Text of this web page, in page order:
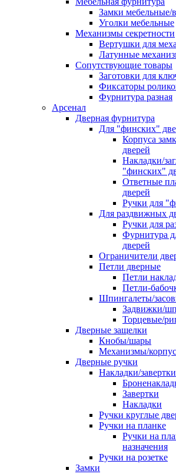
Замки мебельные/
Уголки мебельные
Механизмы секретности
Вертушки для
Латунные
Сопутствующие товары
Заготовки для
Фиксаторы
Фурнитура разная
Арсенал
Дверная фурнитура
Для "финских"
Корпуса
дверей
Накладки/
"финских"
Ответные
дверей
Ручки для
Для раздвижных
Ручки для
Фурнитура
дверей
Ограничители
Петли дверные
Петли
Петли-
Шпингалеты/
Задвижки/
Торцевые/
Дверные защелки
Кнобы/шары
Механизмы/
Дверные ручки
Накладки/завертки
Завертки
Накладки
Ручки круглые
Ручки на планке
Ручки на
назначения
Ручки на розетке
Замки